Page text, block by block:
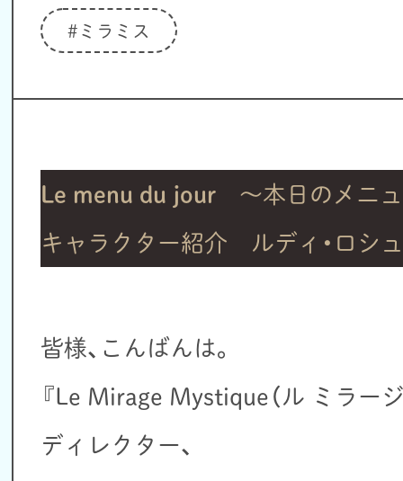
#ミラミス
Le menu du jour ～本日のメニ
キャラクター紹介 ルディ・ロシ
皆様、こんばんは。
『Le Mirage Mystique（ル ミラー
ディレクター、